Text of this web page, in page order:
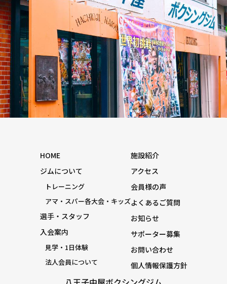
HOME
ジムについて
トレーニング
アマ・スパー各大会・キッズ
選手・スタッフ
入会案内
見学・1日体験
法人会員について
施設紹介
アクセス
会員様の声
よくあるご質問
お知らせ
サポーター募集
お問い合わせ
個人情報保護方針